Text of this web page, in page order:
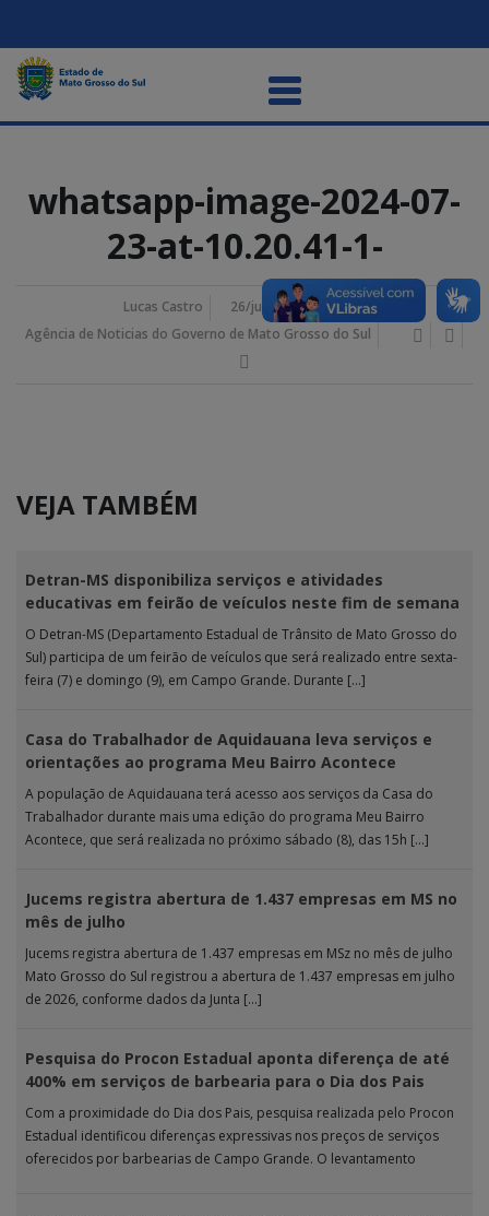
whatsapp-image-2024-07-
23-at-10.20.41-1-
Lucas Castro
26/julho/2024 11:42 am
Agência de Noticias do Governo de Mato Grosso do Sul
VEJA TAMBÉM
Detran-MS disponibiliza serviços e atividades
educativas em feirão de veículos neste fim de semana
O Detran-MS (Departamento Estadual de Trânsito de Mato Grosso do
Sul) participa de um feirão de veículos que será realizado entre sexta-
feira (7) e domingo (9), em Campo Grande. Durante […]
Casa do Trabalhador de Aquidauana leva serviços e
orientações ao programa Meu Bairro Acontece
A população de Aquidauana terá acesso aos serviços da Casa do
Trabalhador durante mais uma edição do programa Meu Bairro
Acontece, que será realizada no próximo sábado (8), das 15h […]
Jucems registra abertura de 1.437 empresas em MS no
mês de julho
Jucems registra abertura de 1.437 empresas em MSz no mês de julho
Mato Grosso do Sul registrou a abertura de 1.437 empresas em julho
de 2026, conforme dados da Junta […]
Pesquisa do Procon Estadual aponta diferença de até
400% em serviços de barbearia para o Dia dos Pais
Com a proximidade do Dia dos Pais, pesquisa realizada pelo Procon
Estadual identificou diferenças expressivas nos preços de serviços
oferecidos por barbearias de Campo Grande. O levantamento